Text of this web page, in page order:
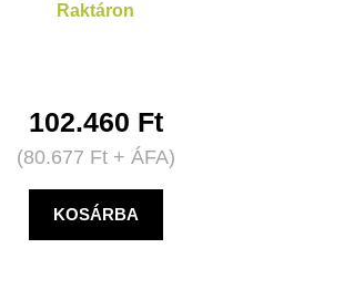
Raktáron
102.460 Ft
(80.677 Ft+ ÁFA)
KOSÁRBA